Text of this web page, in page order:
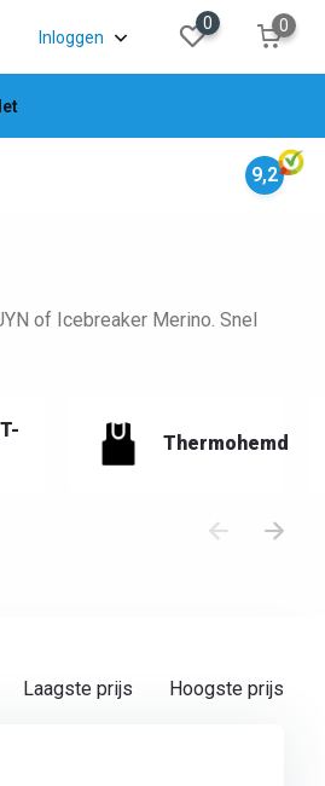
Inloggen
0 0
9,2
of Icebreaker Merino. Snel
Thermohemd
Laagste prijs Hoogste prijs